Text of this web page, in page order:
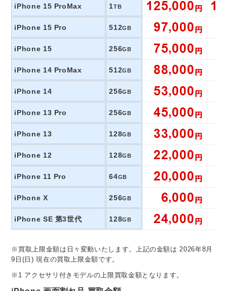
iPhone 15 ProMax 1TB
iPhone 15 Pro 512GB
iPhone 15 256GB
iPhone 14 ProMax 512GB
iPhone 14 256GB
iPhone 13 Pro 256GB
iPhone 13 128GB
iPhone 12 128GB
iPhone 11 Pro 64GB
iPhone X 256GB
iPhone SE 第3世代 128GB
※買取上限金額は日々変動いたします。上記の金額は 2026年8月
9日(日) 現在の買取上限金額です。
※1 アクセサリ付きモデルの上限買取金額となります。